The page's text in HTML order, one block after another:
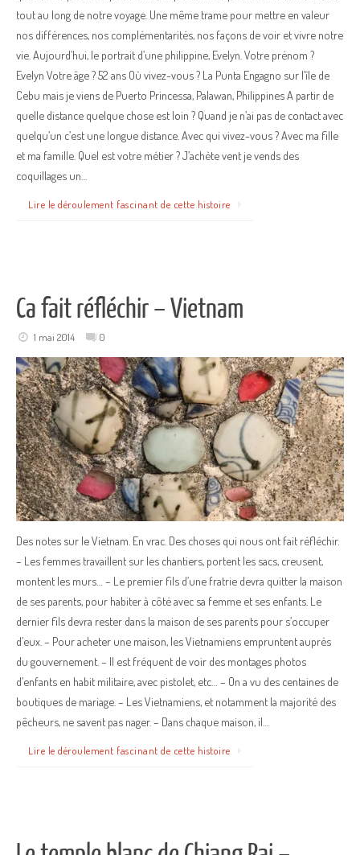
tout au long de notre voyage. Une même trame pour mettre en valeur
nos différences, nos complémentarités, nos façons de voir et vivre notre
vie. Aujourd’hui, le portrait d’une philippine, Evelyn. Votre prénom ?
Evelyn Votre âge ? 52 ans Où vivez-vous ? La Punta Engagno sur l’île de
Cebu mais je viens de Puerto Princessa, Palawan, Philippines A partir de
quelle distance quelque chose est loin ? Quand je n’ai pas de contact avec
quelqu’un c’est une longue distance. Avec qui vivez-vous ? Avec ma fille
et ma famille. Quel est votre métier ? J’achète vent je vends des
coquillages un…
Lire le déroulement fascinant de cette histoire
Ca fait réfléchir – Vietnam
1 mai 2014 0
Des notes sur le Vietnam. En vrac. Des choses qui nous ont fait réfléchir.
– Les femmes travaillent sur les chantiers, portent les sacs, creusent,
montent les murs… – Le premier fils d’une fratrie devra quitter la maison
de ses parents, pour habiter à côté avec sa femme et ses enfants. Le
dernier fils devra rester dans la maison de ses parents pour s’occuper
d’eux. – Pour acheter une maison, les Vietnamiens empruntent auprès
du gouvernement. – Il est fréquent de voir des montages photos
d’enfants en habit militaire, avec pistolet, etc… – On a vu des centaines de
boutiques de mariage. – Les Vietnamiens, et notamment la majorité des
pêcheurs, ne savent pas nager. – Dans chaque maison, il…
Lire le déroulement fascinant de cette histoire